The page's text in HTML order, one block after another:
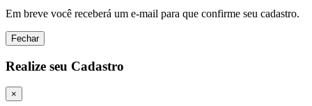
Em breve você receberá um e-mail para que confirme seu cadastro.
Fechar
Realize seu Cadastro
×